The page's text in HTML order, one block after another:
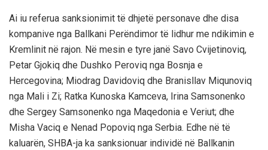
Ai iu referua sanksionimit të dhjetë personave dhe disa
kompanive nga Ballkani Perëndimor të lidhur me ndikimin e
Kremlinit në rajon. Në mesin e tyre janë Savo Cvijetinoviq,
Petar Gjokiq dhe Dushko Peroviq nga Bosnja e
Hercegovina; Miodrag Davidoviq dhe Branisllav Miqunoviq
nga Mali i Zi; Ratka Kunoska Kamceva, Irina Samsonenko
dhe Sergey Samsonenko nga Maqedonia e Veriut; dhe
Misha Vaciq e Nenad Popoviq nga Serbia. Edhe në të
kaluarën, SHBA-ja ka sanksionuar individë në Ballkanin